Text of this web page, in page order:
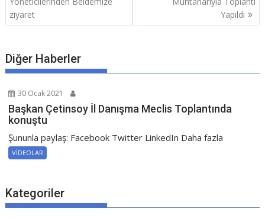
ziyaret
Yapıldı
Diğer Haberler
30 Ocak 2021
Başkan Çetinsoy İl Danışma Meclis Toplantında
konuştu
Şununla paylaş: Facebook Twitter LinkedIn Daha fazla
VİDEOLAR
Kategoriler